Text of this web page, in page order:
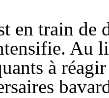
en train
Au
à